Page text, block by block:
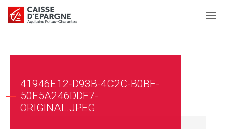
41946E12-D93B-4C2C-B0BF-
50F5A246DDF7-
ORIGINAL.JPEG